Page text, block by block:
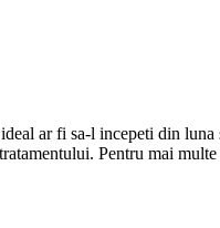
ar fi sa-l incepeti din luna
Pentru mai